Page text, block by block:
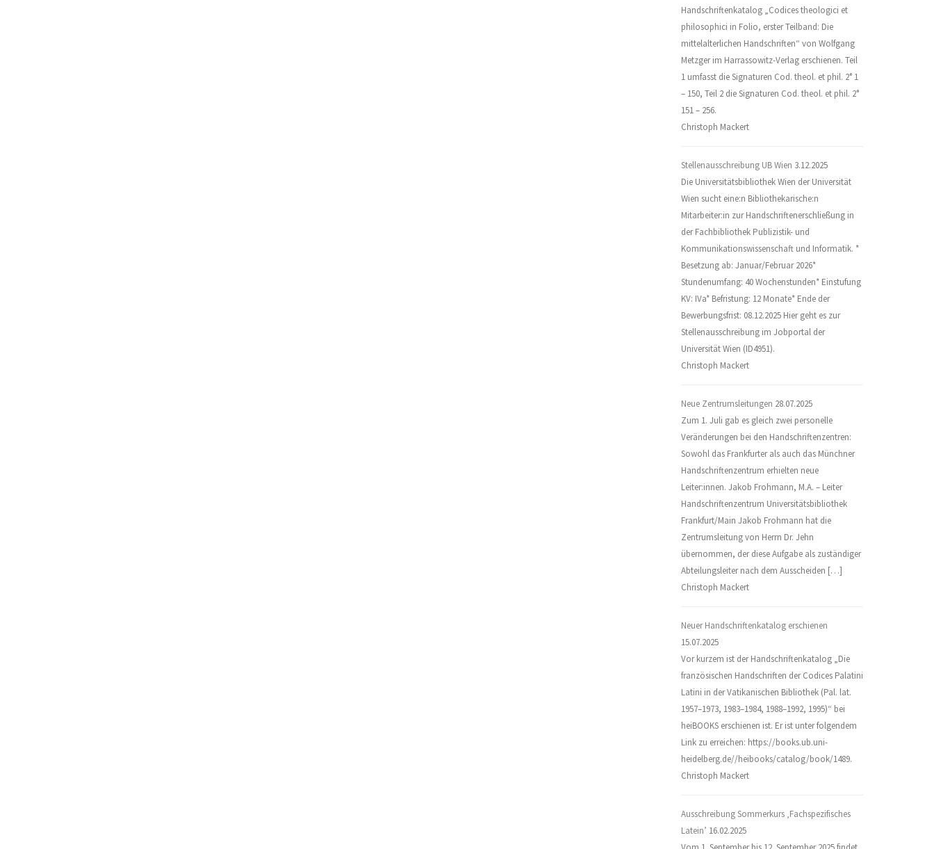
Handschriftenkatalog „Codices theologici et
philosophici in Folio, erster Teilband: Die
mittelalterlichen Handschriften“ von Wolfgang
Metzger im Harrassowitz-Verlag erschienen. Teil
1 umfasst die Signaturen Cod. theol. et phil. 2° 1
– 150, Teil 2 die Signaturen Cod. theol. et phil. 2°
151 – 256.
Christoph Mackert
Stellenausschreibung UB Wien 3.12.2025
Die Universitätsbibliothek Wien der Universität
Wien sucht eine:n Bibliothekarische:n
Mitarbeiter:in zur Handschriftenerschließung in
der Fachbibliothek Publizistik- und
Kommunikationswissenschaft und Informatik. *
Besetzung ab: Januar/Februar 2026*
Stundenumfang: 40 Wochenstunden* Einstufung
KV: IVa* Befristung: 12 Monate* Ende der
Bewerbungsfrist: 08.12.2025 Hier geht es zur
Stellenausschreibung im Jobportal der
Universität Wien (ID4951).
Christoph Mackert
Neue Zentrumsleitungen 28.07.2025
Zum 1. Juli gab es gleich zwei personelle
Veränderungen bei den Handschriftenzentren:
Sowohl das Frankfurter als auch das Münchner
Handschriftenzentrum erhielten neue
Leiter:innen. Jakob Frohmann, M.A. – Leiter
Handschriftenzentrum Universitätsbibliothek
Frankfurt/Main Jakob Frohmann hat die
Zentrumsleitung von Herrn Dr. Jehn
übernommen, der diese Aufgabe als zuständiger
Abteilungsleiter nach dem Ausscheiden […]
Christoph Mackert
Neuer Handschriftenkatalog erschienen
15.07.2025
Vor kurzem ist der Handschriftenkatalog „Die
französischen Handschriften der Codices Palatini
Latini in der Vatikanischen Bibliothek (Pal. lat.
1957–1973, 1983–1984, 1988–1992, 1995)“ bei
heiBOOKS erschienen ist. Er ist unter folgendem
Link zu erreichen: https://books.ub.uni-
heidelberg.de//heibooks/catalog/book/1489.
Christoph Mackert
Ausschreibung Sommerkurs ‚Fachspezifisches
Latein’ 16.02.2025